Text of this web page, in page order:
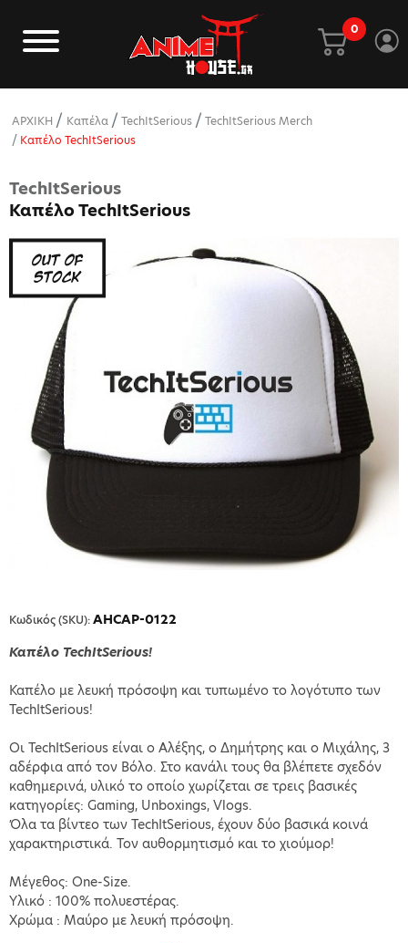
0
ΑΡΧΙΚΗ Καπέλα TechItSerious
TechItSerious Merch
Καπέλο TechItSerious
TechItSerious
Καπέλο TechItSerious
Κωδικός (SKU):AHCAP-0122
Καπέλο TechItSerious!
Καπέλο με λευκή πρόσοψη και τυπωμένο το λογότυπο των
TechItSerious!
Οι TechItSerious είναι ο Αλέξης, ο Δημήτρης και ο Μιχάλης, 3
αδέρφια από τον Βόλο. Στο κανάλι τους θα βλέπετε σχεδόν
καθημερινά, υλικό το οποίο χωρίζεται σε τρεις βασικές
κατηγορίες: Gaming, Unboxings, Vlogs.
Όλα τα βίντεο των TechItSerious, έχουν δύο βασικά κοινά
χαρακτηριστικά. Τον αυθορμητισμό και το χιούμορ!
Μέγεθος: One-Size.
Υλικό : 100% πολυεστέρας.
Χρώμα : Μαύρο με λευκή πρόσοψη.